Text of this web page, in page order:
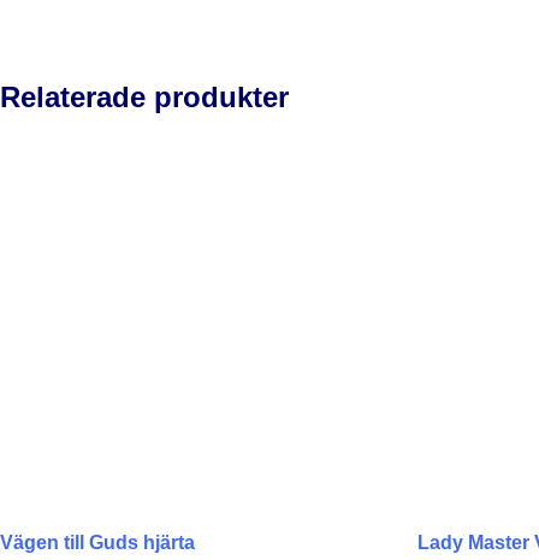
Relaterade produkter
Vägen till Guds hjärta Lady Master